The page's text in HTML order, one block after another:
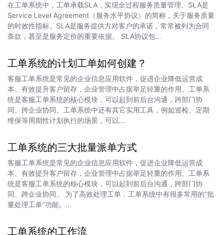
在工单系统中，工单承载SLA，实现全过程服务质量管理。SLA是
Service Level Agreement（服务水平协议）的简称，关于服务质量
的时效性指标。SLA是服务提供方对客户的承诺，常常被列为合同
条款，甚至是服务定价的重要依据。 SLA协议包...
工单系统的计划工单如何创建？
客服工单系统是常见的企业信息应用软件，促进企业降低运营成
本、有效提升客户留存，企业管理中占据举足轻重的作用。工单系
统是客服工单系统的核心模块，可以起到前后台沟通，跨部门协
同、跨企业协同。工单系统中还有其它实用工具，例如巡检、定期
维保等周期性计划执行的场景，可以...
工单系统的三大批量派单方式
客服工单系统是常见的企业信息应用软件，促进企业降低运营成
本、有效提升客户留存，企业管理中占据举足轻重的作用。工单系
统是客服工单系统的核心模块，可以起到前后台沟通，跨部门协
同、跨企业协同。 为了高效处理工单，工单系统中有很多常用的“批
量处理工单”功能。...
工单系统的工作流